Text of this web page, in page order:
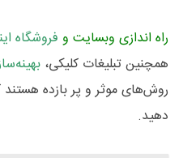
راه اندازی وبسایت و فروشگاه
همچنین تبلیغات کلیکی،
روش‌های موثر و پر بازده
دهید.